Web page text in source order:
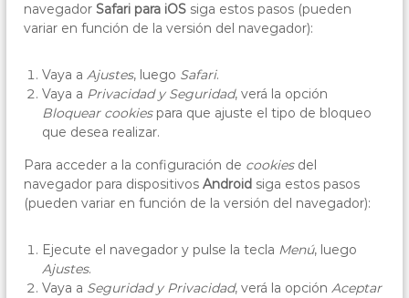
navegadorSafari para iOS siga estos pasos (pueden
variar en función de la versión del navegador):
Vaya aAjustes, luego Safari.
Vaya a Privacidad y Seguridad, verá la opción
Bloquear cookiespara que ajuste el tipo de bloqueo
que desea realizar.
Para acceder a la configuración de cookiesdel
navegador para dispositivosAndroid siga estos pasos
(pueden variar en función de la versión del navegador):
Ejecute el navegador y pulse la tecla Menú, luego
Ajustes.
Vaya a Seguridad y Privacidad, verá la opciónAceptar